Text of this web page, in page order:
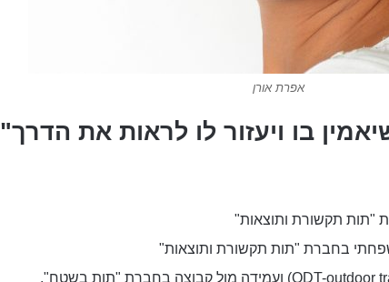
אפרת אורן
בו ויעזור לו לראות את הדרך"
"תות תקשורת ותוצאות"
בחברת "תות תקשורת ותוצאות"